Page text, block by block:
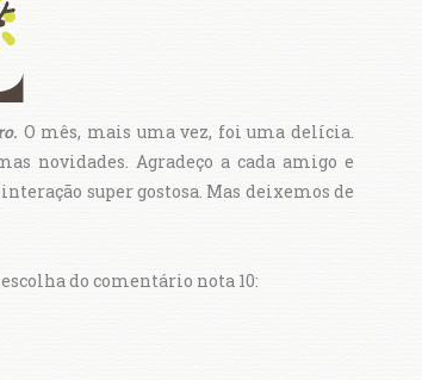
O mês, mais uma vez, foi uma delícia.
novidades. Agradeço a cada amigo e
super gostosa. Mas deixemos de
do comentário nota 10: